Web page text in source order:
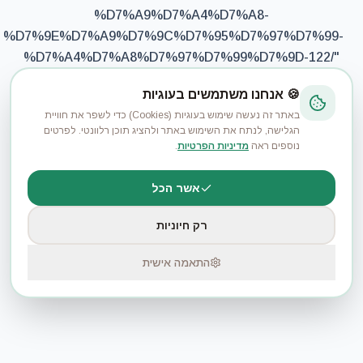
%D7%A9%D7%A4%D7%A8-
%D7%9E%D7%A9%D7%9C%D7%95%D7%97%D7%99-
%D7%A4%D7%A8%D7%97%D7%99%D7%9D-122/"
Go Home
🍪 אנחנו משתמשים בעוגיות
באתר זה נעשה שימוש בעוגיות (Cookies) כדי לשפר את חוויית
הגלישה, לנתח את השימוש באתר ולהציג תוכן רלוונטי. לפרטים
נוספים ראה מדיניות הפרטיות.
אשר הכל
רק חיוניות
התאמה אישית